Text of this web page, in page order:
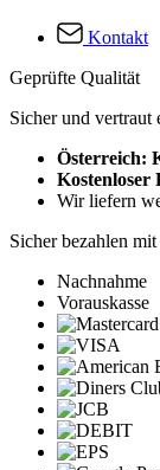
Kontakt
Geprüfte Qualität
Sicher und vertraut
Österreich:
Kostenloser
Wir liefern
Sicher bezahlen mit
Nachnahme
Vorauskasse